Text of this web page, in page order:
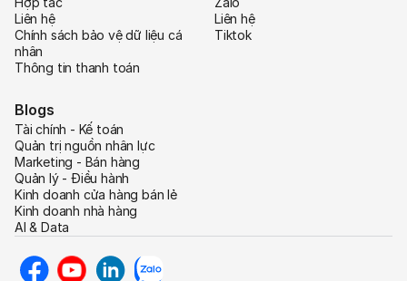
Liên hệ
Chính sách bảo vệ dữ liệu cá
nhân
Thông tin thanh toán
Liên hệ
Tiktok
Blogs
Tài chính - Kế toán
Quản trị nguồn nhân lực
Marketing - Bán hàng
Quản lý - Điều hành
Kinh doanh cửa hàng bán lẻ
Kinh doanh nhà hàng
AI & Data